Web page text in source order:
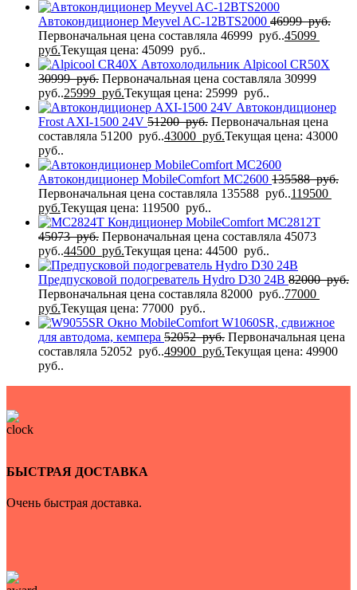
Автокондиционер Meyvel AC-12BTS2000 46999руб.
Первоначальная цена составляла 46999 руб..45099
руб.Текущая цена: 45099 руб..
Автохолодильник Alpicool CR50X
30999руб. Первоначальная цена составляла 30999
руб..25999 руб.Текущая цена: 25999 руб..
Автокондиционер
Frost AXI-1500 24V 51200руб. Первоначальная цена
составляла 51200 руб..43000 руб.Текущая цена: 43000
руб..
Автокондиционер MobileComfort MC2600 135588руб.
Первоначальная цена составляла 135588 руб..119500
руб.Текущая цена: 119500 руб..
Кондиционер MobileComfort MC2812T
45073руб. Первоначальная цена составляла 45073
руб..44500 руб.Текущая цена: 44500 руб..
Предпусковой подогреватель Hydro D30 24В 82000руб.
Первоначальная цена составляла 82000 руб..77000
руб.Текущая цена: 77000 руб..
Окно MobileComfort W1060SR, сдвижное
для автодома, кемпера 52052руб. Первоначальная цена
составляла 52052 руб..49900 руб.Текущая цена: 49900
руб..
БЫСТРАЯ ДОСТАВКА
Очень быстрая доставка.